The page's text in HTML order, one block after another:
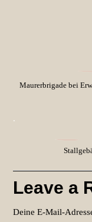
Maurerbrigade bei
.
Leave a
Deine E-Mail-